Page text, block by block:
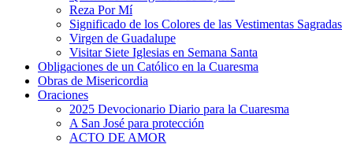
Reza Por Mí
Significado de los Colores de las Vestimentas Sagradas
Virgen de Guadalupe
Visitar Siete Iglesias en Semana Santa
Obligaciones de un Católico en la Cuaresma
Obras de Misericordia
Oraciones
2025 Devocionario Diario para la Cuaresma
A San José para protección
ACTO DE AMOR